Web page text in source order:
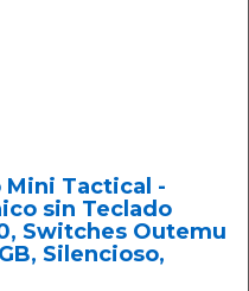
Mini Tactical -
sin Teclado
Switches Outemu
Silencioso,